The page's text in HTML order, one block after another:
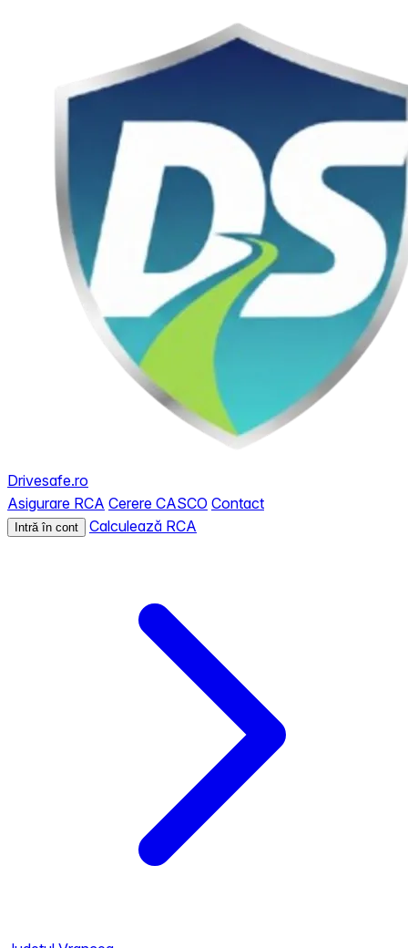
Drivesafe.ro
Asigurare RCA Cerere CASCO Contact
Intră în cont Calculează RCA